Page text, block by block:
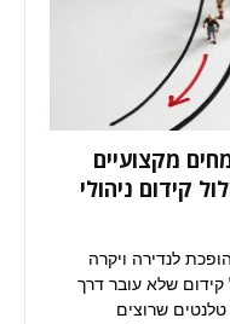
מקצועיים
קידום ניהולי
לנדירה ויקרה
קידום שלא עובר דרך
טלנטים שרוצים